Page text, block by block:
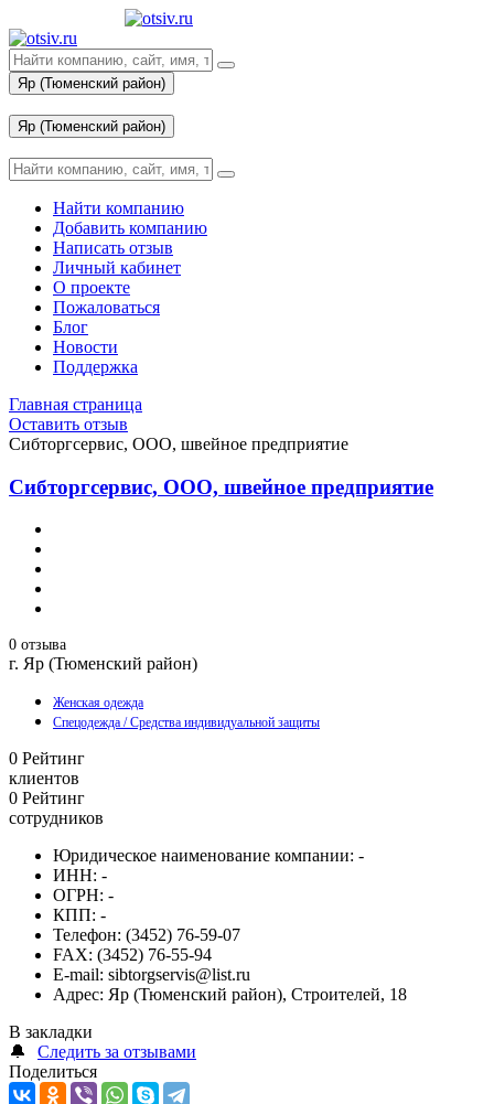
Яр (Тюменский район)
Яр (Тюменский район)
Найти компанию
Добавить компанию
Написать отзыв
Личный кабинет
О проекте
Пожаловаться
Блог
Новости
Поддержка
Главная страница
Оставить отзыв
Сибторгсервис, ООО, швейное предприятие
Сибторгсервис, ООО, швейное предприятие
0 отзыва
г. Яр (Тюменский район)
Женская одежда
Спецодежда / Средства индивидуальной защиты
0 Рейтинг
клиентов
0 Рейтинг
сотрудников
Юридическое наименование компании: -
ИНН: -
ОГРН: -
КПП: -
Телефон: (3452) 76-59-07
FAX: (3452) 76-55-94
E-mail: sibtorgservis@list.ru
Адрес: Яр (Тюменский район), Строителей, 18
В закладки
🔔
Следить за отзывами
Поделиться